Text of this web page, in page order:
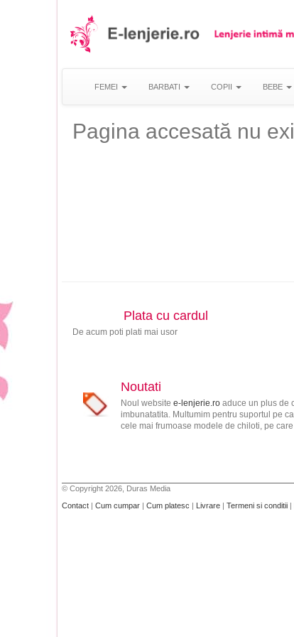
FEMEI BARBATI COPII BEBE
Pagina accesată nu
Plata cu cardul
De acum poti plati mai usor
Noutati
Noul website e-lenjerie.roaduce un plus de
imbunatatita. Multumim pentru suportul pe
cele mai frumoase modele de chiloti, pe
© Copyright 2026, Duras Media
Contact | Cum cumpar | Cum platesc | Livrare | Termeni si conditii |